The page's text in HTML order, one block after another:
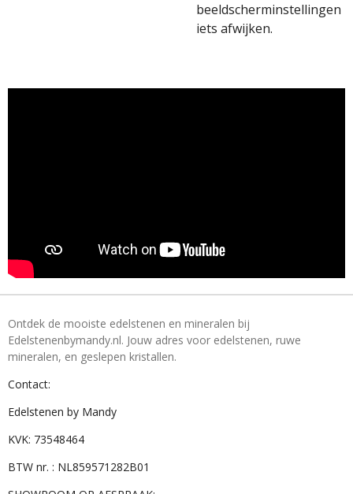
beeldscherminstellingen
iets afwijken.
Ontdek de mooiste edelstenen en mineralen bij
Edelstenenbymandy.nl. Jouw adres voor edelstenen, ruwe
mineralen, en geslepen kristallen.
Contact:
Edelstenen by Mandy
KVK: 73548464
BTW nr. : NL859571282B01